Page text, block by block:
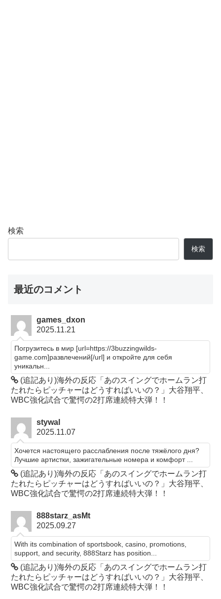
検索
検索
最近のコメント
games_dxon
2025.11.21
Погрузитесь в мир [url=https://3buzzingwilds-
game.com]развлечений[/url] и откройте для себя
уникальн...
(追記あり)海外の反応「あのスイングでホームラン打
たれたらピッチャーはどうすればいいの？」大谷翔平、
WBC強化試合で驚愕の2打席連続特大弾！！
stywal
2025.11.07
Хочется настоящего расслабления после тяжёлого дня?
Лучшие артистки, зажигательные номера и комфорт ...
(追記あり)海外の反応「あのスイングでホームラン打
たれたらピッチャーはどうすればいいの？」大谷翔平、
WBC強化試合で驚愕の2打席連続特大弾！！
888starz_asMt
2025.09.27
With its combination of sportsbook, casino, promotions,
support, and security, 888Starz has position...
(追記あり)海外の反応「あのスイングでホームラン打
たれたらピッチャーはどうすればいいの？」大谷翔平、
WBC強化試合で驚愕の2打席連続特大弾！！